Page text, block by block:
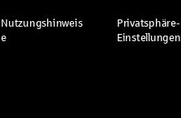
Nutzungshinweis
e
Privatsphäre-
Einstellungen